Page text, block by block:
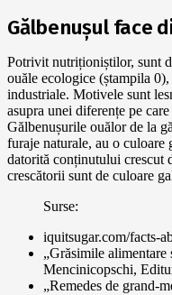
Gălbenușul face
Potrivit nutriționiștilor, sunt
ouăle ecologice (ștampila
industriale. Motivele sunt
asupra unei diferențe pe
Gălbenușurile ouălor de la
furaje naturale, au o culoare
datorită conținutului crescut
crescătorii sunt de culoare
Surse:
iquitsugar.com/facts-
„Grăsimile alimentare
Mencinicopschi,
„Remedes de grand-